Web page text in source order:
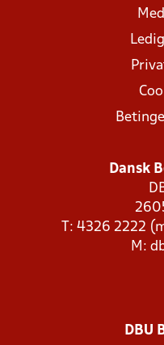
Dansk
T: 4326 2222
M:
DBU